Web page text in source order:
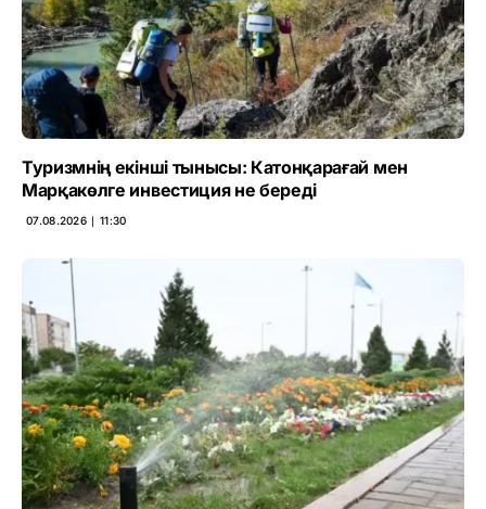
Туризмнің екінші тынысы: Катонқарағай мен
Марқакөлге инвестиция не береді
07.08.2026 ∣ 11:30